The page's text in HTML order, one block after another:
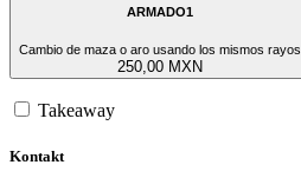
ARMADO1
Cambio de maza o aro usando los mismos rayos
250,00 MXN
Takeaway
Kontakt